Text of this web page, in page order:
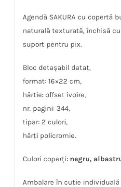
Agendă SAKURA cu copertă
naturală texturată, închisă
suport pentru pix.
Bloc detașabil datat,
format: 16×22 cm,
hârtie: offset ivoire,
nr. pagini: 344,
tipar: 2 culori,
hărți policromie.
Culori coperți: negru,
Ambalare în cutie individuală